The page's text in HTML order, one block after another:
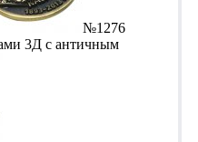
№1276
3Д с античным